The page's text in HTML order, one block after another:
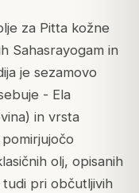
za Pitta kožne
Sahasrayogam in
je sezamovo
- Ela
in vrsta
olj, opisanih
pri občutljivih